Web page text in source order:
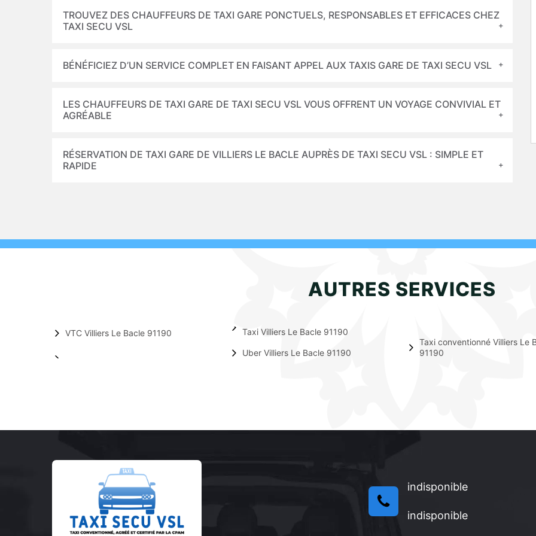
TROUVEZ DES CHAUFFEURS DE TAXI GARE PONCTUELS, RESPONSABLES ET EFFICACES CHEZ
TAXI SECU VSL
BÉNÉFICIEZ D’UN SERVICE COMPLET EN FAISANT APPEL AUX TAXIS GARE DE TAXI SECU VSL
LES CHAUFFEURS DE TAXI GARE DE TAXI SECU VSL VOUS OFFRENT UN VOYAGE CONVIVIAL ET
AGRÉABLE
RÉSERVATION DE TAXI GARE DE VILLIERS LE BACLE AUPRÈS DE TAXI SECU VSL : SIMPLE ET
RAPIDE
AUTRES SERVICES
VTC Villiers Le Bacle 91190 Taxi Villiers Le Bacle 91190
Uber Villiers Le Bacle 91190
Taxi conventionné Villiers Le
91190
indisponible
indisponible